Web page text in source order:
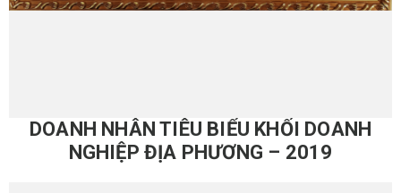
DOANH NHÂN TIÊU BIỂU KHỐI DOANH
NGHIỆP ĐỊA PHƯƠNG – 2019